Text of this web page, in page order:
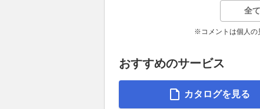
全
※コメントは個人の
おすすめのサービス
カタログを見る